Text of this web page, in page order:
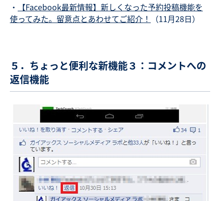
・
【Facebook最新情報】新しくなった予約投稿機能を
使ってみた。留意点とあわせてご紹介！
（11月28日）
５．ちょっと便利な新機能３：コメントへの
返信機能